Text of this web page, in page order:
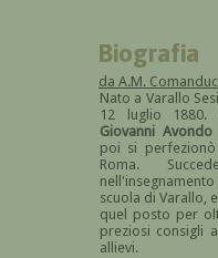
Biografia
da A.M.
Nato a Varallo
12 luglio 1880.
Giovanni Avondo
poi si
Roma.
scuola di Varallo,
quel posto per
preziosi consigli
allievi.